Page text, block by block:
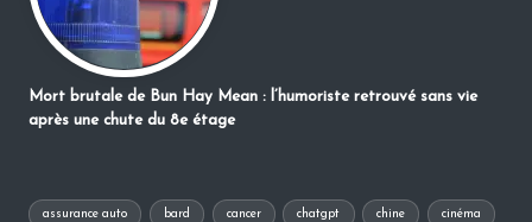
Mort brutale de Bun Hay Mean : l’humoriste retrouvé sans vie
après une chute du 8e étage
assurance auto bard cancer chatgpt chine cinéma